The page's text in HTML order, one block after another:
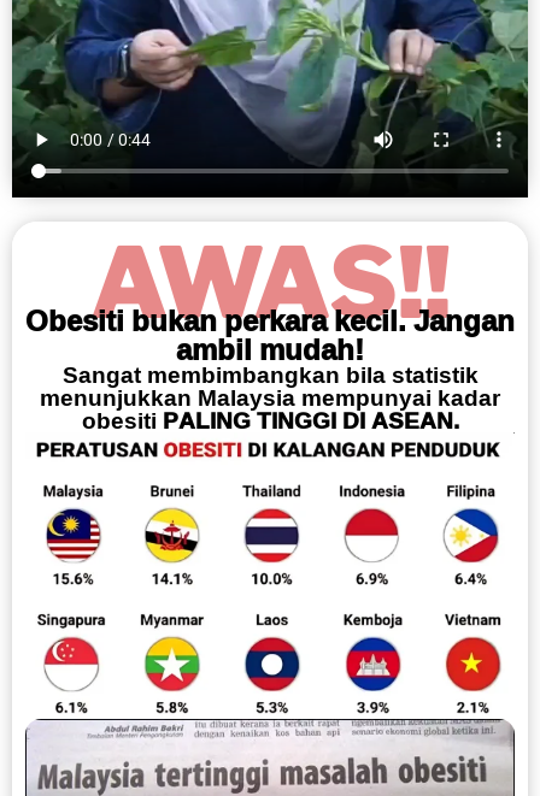
AWAS!!
Obesiti bukan perkara kecil. Jangan
ambil mudah!
Sangat membimbangkan bila statistik
menunjukkan Malaysia mempunyai kadar
obesitiPALING TINGGI DI ASEAN.